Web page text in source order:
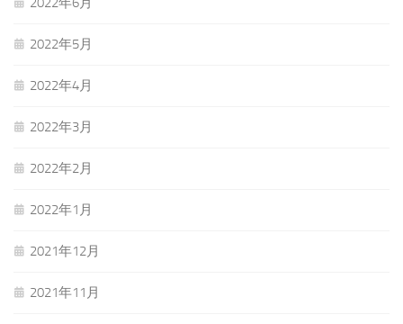
2022年5月
2022年4月
2022年3月
2022年2月
2022年1月
2021年12月
2021年11月